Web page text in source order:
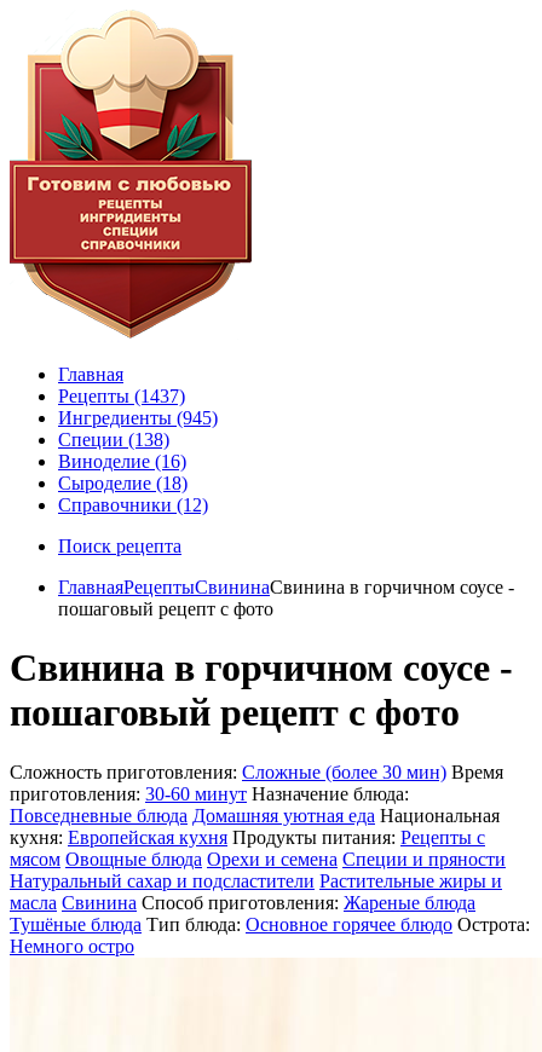
Главная
Рецепты (1437)
Ингредиенты (945)
Специи (138)
Виноделие (16)
Сыроделие (18)
Справочники (12)
Поиск рецепта
ГлавнаяРецептыСвининаСвинина в горчичном соусе -
пошаговый рецепт с фото
Свинина в горчичном соусе -
пошаговый рецепт с фото
Сложность приготовления: Сложные (более 30 мин) Время
приготовления: 30-60 минут Назначение блюда:
Повседневные блюда Домашняя уютная еда Национальная
кухня: Европейская кухня Продукты питания: Рецепты с
мясом Овощные блюда Орехи и семена Специи и пряности
Натуральный сахар и подсластители Растительные жиры и
масла Свинина Способ приготовления: Жареные блюда
Тушёные блюда Тип блюда: Основное горячее блюдо Острота:
Немного остро